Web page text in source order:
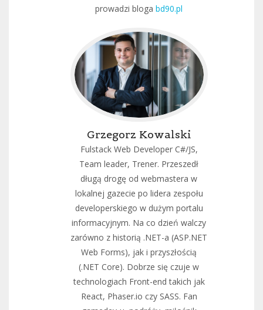
prowadzi bloga bd90.pl
Grzegorz Kowalski
Fulstack Web Developer C#/JS,
Team leader, Trener. Przeszedł
długą drogę od webmastera w
lokalnej gazecie po lidera zespołu
developerskiego w dużym portalu
informacyjnym. Na co dzień walczy
zarówno z historią .NET-a (ASP.NET
Web Forms), jak i przyszłością
(.NET Core). Dobrze się czuje w
technologiach Front-end takich jak
React, Phaser.io czy SASS. Fan